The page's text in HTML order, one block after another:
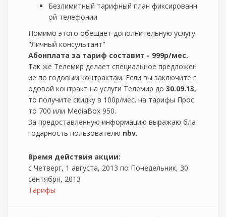
Безлимитный тарифный план фиксированн
ой телефонии
Помимо этого обещает дополнительную услугу
"Личный консультант"
Абонплата за тариф составит - 999р/мес.
Так же Телемир делает специальное предложен
ие по годовым контрактам. Если вы заключите г
одовой контракт на услуги Телемир до 30.09.13,
то получите скидку в 100р/мес. на тарифы Прос
то 700 или MediaBox 950.
За предоставленную информацию выражаю бла
годарность пользователю nbv.
Время действия акции:
с Четверг, 1 августа, 2013 по Понедельник, 30
сентября, 2013
Тарифы